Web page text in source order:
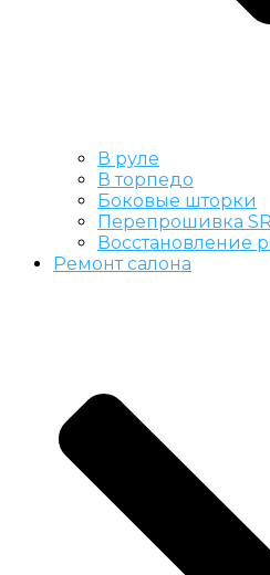
В руле
В торпедо
Боковые шторки
Перепрошивка
Восстановление
Ремонт салона